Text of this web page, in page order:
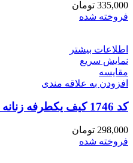
335,000 تومان
فروخته شده
اطلاعات بیشتر
نمایش سریع
مقايسه
افزودن به علاقه مندی
کد 1746 کیف یکطرفه زنانه مدل دوقولو پرادا
298,000 تومان
فروخته شده